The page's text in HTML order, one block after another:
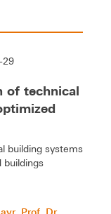
29
of technical
building systems
buildings